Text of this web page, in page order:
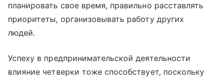
планировать свое время, правильно расставлять
приоритеты, организовывать работу других
людей.
Успеху в предпринимательской деятельности
влияние четверки тоже способствует, поскольку